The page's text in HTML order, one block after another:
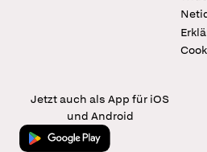
Jetzt auch als App für iOS
und Android
Jetzt bei Google Play